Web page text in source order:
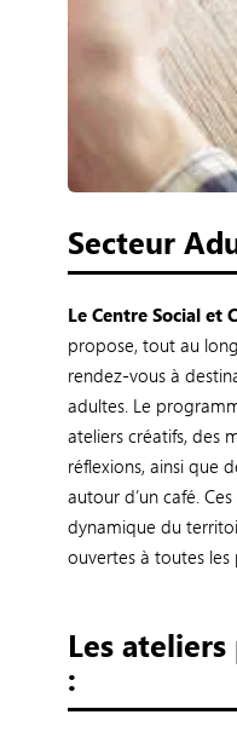
Secteur
Le Centre Social et
propose, tout au
rendez-vous à
adultes. Le
ateliers créatifs, des
réflexions, ainsi que
autour d’un café.
dynamique du
ouvertes à toutes les
Les
: